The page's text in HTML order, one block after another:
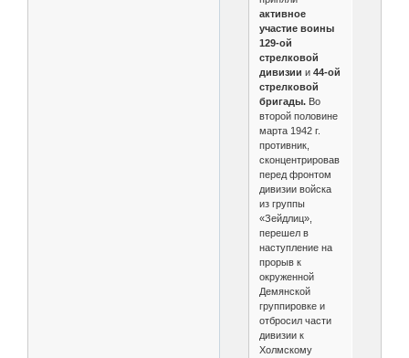
активное
участие воины
129-ой
стрелковой
дивизии и 44-ой
стрелковой
бригады.Во
второй половине
марта 1942 г.
противник,
сконцентрировав
перед фронтом
дивизии войска
из группы
«Зейдлиц»,
перешел в
наступление на
прорыв к
окруженной
Демянской
группировке и
отбросил части
дивизии к
Холмскому